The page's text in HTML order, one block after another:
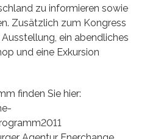
zu informieren sowie
Zusätzlich zum Kongress
ein abendliches
und eine Exkursion
finden Sie hier: